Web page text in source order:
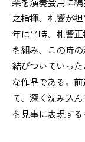
之指揮、札響が
年に当時、札響
を組み、この時
結びついていっ
な作品である。
て、深く沈み込
を見事に表現する